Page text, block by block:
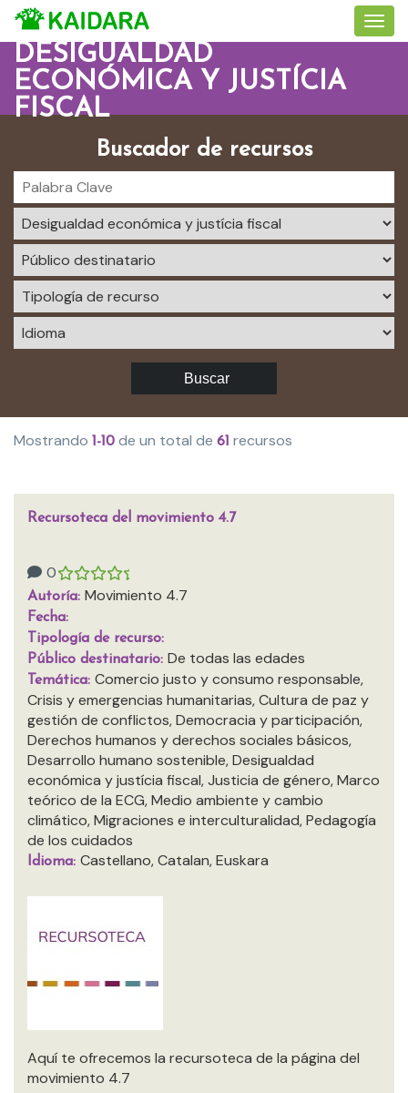
DESIGUALDAD
ECONÓMICA Y JUSTÍCIA
FISCAL
Buscador de recursos
Buscar
Mostrando 1-10 de un total de 61 recursos
Recursoteca del movimiento 4.7
0
Autoría: Movimiento 4.7
Fecha:
Tipología de recurso:
Público destinatario: De todas las edades
Temática: Comercio justo y consumo responsable,
Crisis y emergencias humanitarias, Cultura de paz y
gestión de conflictos, Democracia y participación,
Derechos humanos y derechos sociales básicos,
Desarrollo humano sostenible, Desigualdad
económica y justícia fiscal, Justicia de género, Marco
teórico de la ECG, Medio ambiente y cambio
climático, Migraciones e interculturalidad, Pedagogía
de los cuidados
Idioma: Castellano, Catalan, Euskara
Aquí te ofrecemos la recursoteca de la página del
movimiento 4.7